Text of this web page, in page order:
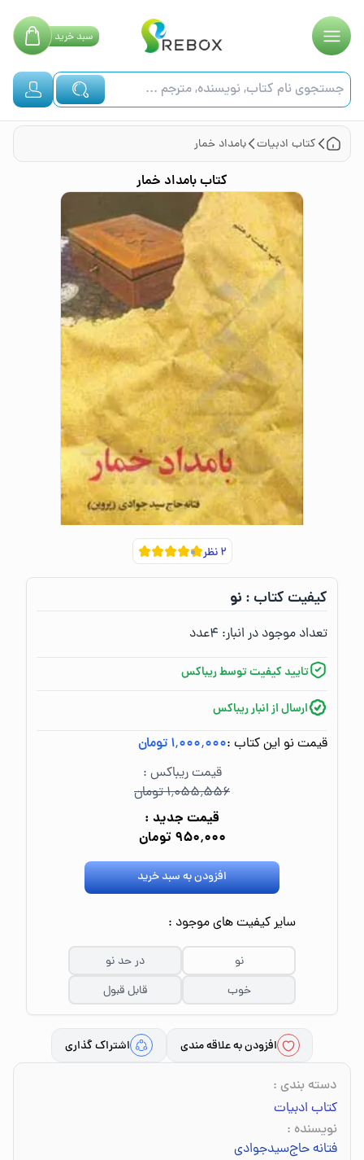
سبدخرید
کتاب ادبیات بامداد خمار
کتاببامداد خمار
۲ نظر
کیفیت کتاب :‌ نو
تعداد موجود در انبار:‌ ۴عدد
تایید کیفیت توسط ریباکس
ارسال از انبار ریباکس
قیمت نو این کتاب :۱٬۰۰۰٬۰۰۰ تومان
قیمت ریباکس :
۱٬۰۵۵٬۵۵۶ تومان
قیمت جدید :
۹۵۰٬۰۰۰ تومان
افزودن به سبد خرید
سایر کیفیت های موجود :
نو
در حد نو
خوب
قابل قبول
افزودن به علاقه مندی اشتراک گذاری
دسته بندی :
کتاب ادبیات
نویسنده :
فتانه حاج‌سیدجوادی